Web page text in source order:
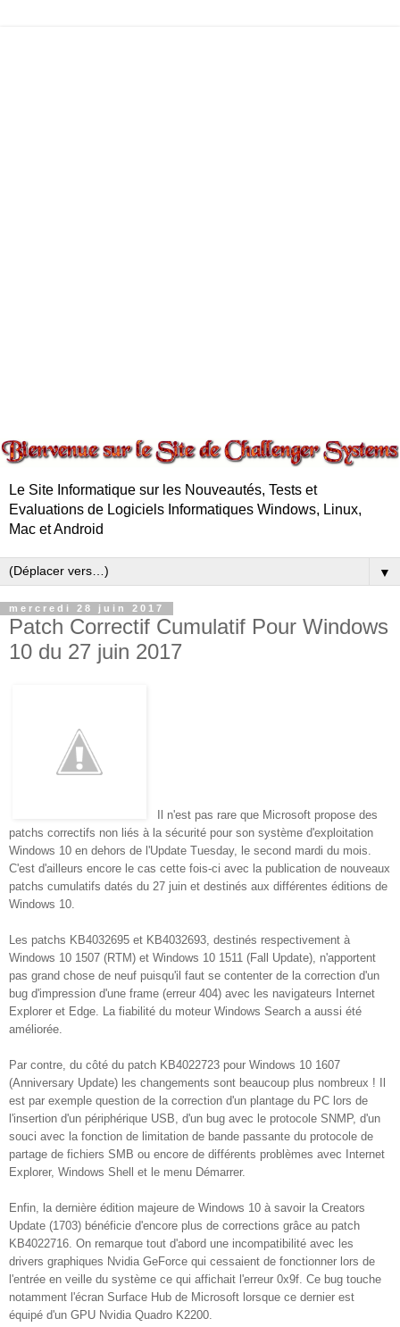
Le Site Informatique sur les Nouveautés, Tests et
Evaluations de Logiciels Informatiques Windows, Linux,
Mac et Android
▼
mercredi 28 juin 2017
Patch Correctif Cumulatif Pour Windows
10 du 27 juin 2017
Il n'est pas rare que Microsoft propose des
patchs correctifs non liés à la sécurité pour son système d'exploitation
Windows 10 en dehors de l'Update Tuesday, le second mardi du mois.
C'est d'ailleurs encore le cas cette fois-ci avec la publication de nouveaux
patchs cumulatifs datés du 27 juin et destinés aux différentes éditions de
Windows 10.
Les patchs KB4032695 et KB4032693, destinés respectivement à
Windows 10 1507 (RTM) et Windows 10 1511 (Fall Update), n'apportent
pas grand chose de neuf puisqu'il faut se contenter de la correction d'un
bug d'impression d'une frame (erreur 404) avec les navigateurs Internet
Explorer et Edge. La fiabilité du moteur Windows Search a aussi été
améliorée.
Par contre, du côté du patch KB4022723 pour Windows 10 1607
(Anniversary Update) les changements sont beaucoup plus nombreux ! Il
est par exemple question de la correction d'un plantage du PC lors de
l'insertion d'un périphérique USB, d'un bug avec le protocole SNMP, d'un
souci avec la fonction de limitation de bande passante du protocole de
partage de fichiers SMB ou encore de différents problèmes avec Internet
Explorer, Windows Shell et le menu Démarrer.
Enfin, la dernière édition majeure de Windows 10 à savoir la Creators
Update (1703) bénéficie d'encore plus de corrections grâce au patch
KB4022716. On remarque tout d'abord une incompatibilité avec les
drivers graphiques Nvidia GeForce qui cessaient de fonctionner lors de
l'entrée en veille du système ce qui affichait l'erreur 0x9f. Ce bug touche
notamment l'écran Surface Hub de Microsoft lorsque ce dernier est
équipé d'un GPU Nvidia Quadro K2200.